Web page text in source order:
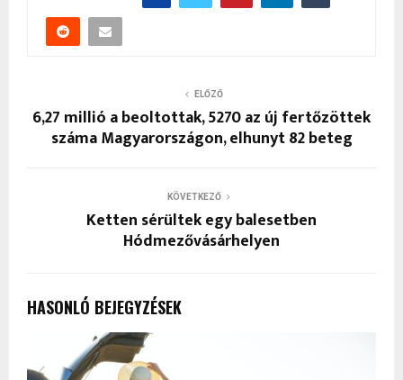
ELŐZŐ
6,27 millió a beoltottak, 5270 az új fertőzöttek
száma Magyarországon, elhunyt 82 beteg
KÖVETKEZŐ
Ketten sérültek egy balesetben
Hódmezővásárhelyen
HASONLÓ BEJEGYZÉSEK